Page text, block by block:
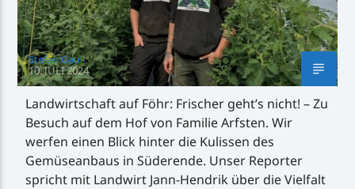
Stefan Gaul
10. JULI 2024
Landwirtschaft auf Föhr: Frischer geht’s nicht! – Zu
Besuch auf dem Hof von Familie Arfsten. Wir
werfen einen Blick hinter die Kulissen des
Gemüseanbaus in Süderende. Unser Reporter
spricht mit Landwirt Jann-Hendrik über die Vielfalt